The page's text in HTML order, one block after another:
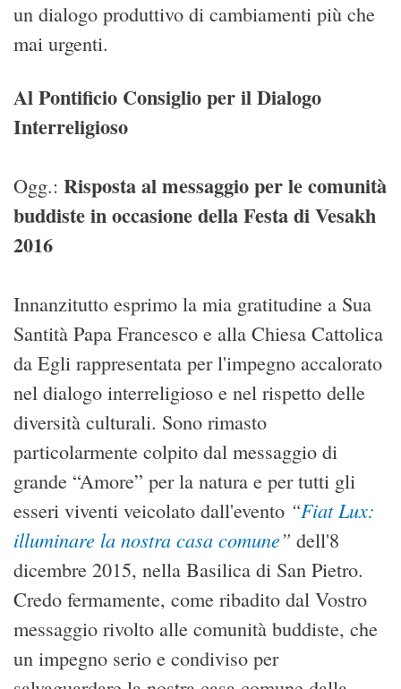
un dialogo produttivo di cambiamenti più che
mai urgenti.
Al Pontificio Consiglio per il Dialogo
Interreligioso
Ogg.: Risposta al messaggio per le comunità
buddiste in occasione della Festa di Vesakh
2016
Innanzitutto esprimo la mia gratitudine a Sua
Santità Papa Francesco e alla Chiesa Cattolica
da Egli rappresentata per l'impegno accalorato
nel dialogo interreligioso e nel rispetto delle
diversità culturali. Sono rimasto
particolarmente colpito dal messaggio di
grande “Amore” per la natura e per tutti gli
esseri viventi veicolato dall'evento “Fiat Lux:
illuminare la nostra casa comune” dell'8
dicembre 2015, nella Basilica di San Pietro.
Credo fermamente, come ribadito dal Vostro
messaggio rivolto alle comunità buddiste, che
un impegno serio e condiviso per